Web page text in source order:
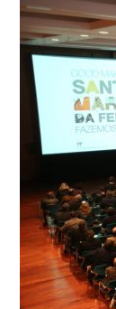
no
no
Rádio